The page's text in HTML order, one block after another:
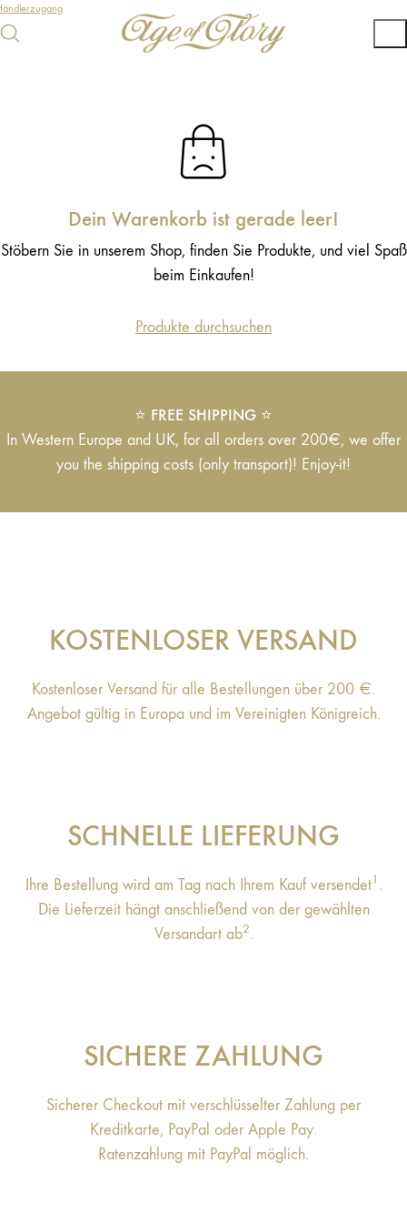
Dein Warenkorb ist gerade leer!
Stöbern Sie in unserem Shop, finden Sie Produkte, und viel Spaß
beim Einkaufen!
Produkte durchsuchen
⭐️ FREE SHIPPING ⭐️
In Western Europe and UK, for all orders over 200€, we offer
you the shipping costs (only transport)! Enjoy-it!
KOSTENLOSER VERSAND
Kostenloser Versand für alle Bestellungen über 200 €.
Angebot gültig in Europa und im Vereinigten Königreich.
SCHNELLE LIEFERUNG
Ihre Bestellung wird am Tag nach Ihrem Kauf versendet1 .
Die Lieferzeit hängt anschließend von der gewählten
Versandart ab2.
SICHERE ZAHLUNG
Sicherer Checkout mit verschlüsselter Zahlung per
Kreditkarte, PayPal oder Apple Pay.
Ratenzahlung mit PayPal möglich.